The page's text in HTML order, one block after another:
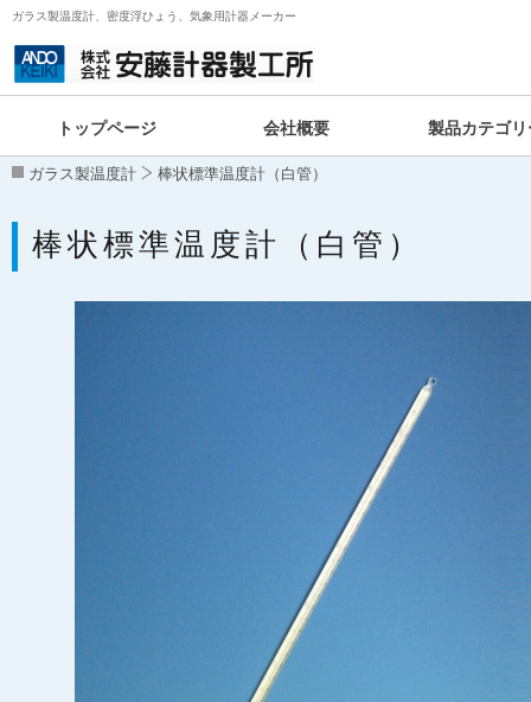
ガラス製温度計、密度浮ひょう、気象用計器メーカー
トップページ 会社概要 製品カテゴリ
ガラス製温度計 棒状標準温度計（白管）
棒状標準温度計（白管）